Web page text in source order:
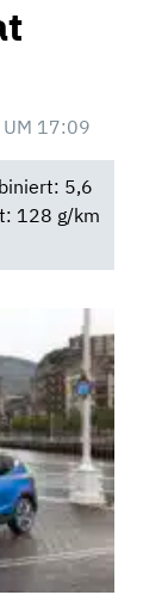
UM 17:09
5,6
128 g/km